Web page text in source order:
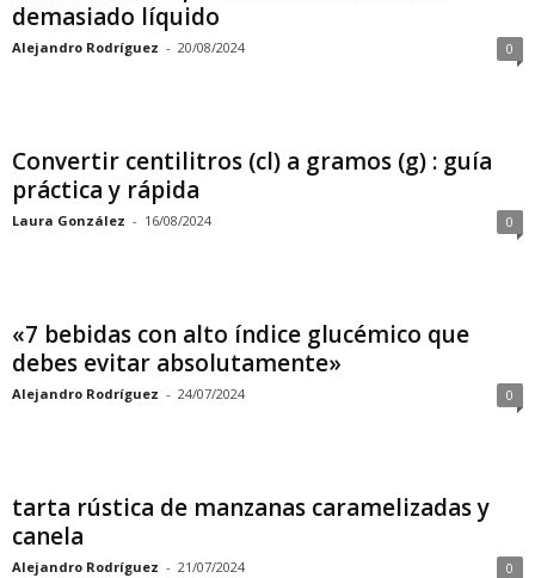
demasiado líquido
Alejandro Rodríguez - 20/08/2024 0
Convertir centilitros (cl) a gramos (g) : guía
práctica y rápida
Laura González - 16/08/2024 0
«7 bebidas con alto índice glucémico que
debes evitar absolutamente»
Alejandro Rodríguez - 24/07/2024 0
tarta rústica de manzanas caramelizadas y
canela
Alejandro Rodríguez - 21/07/2024 0